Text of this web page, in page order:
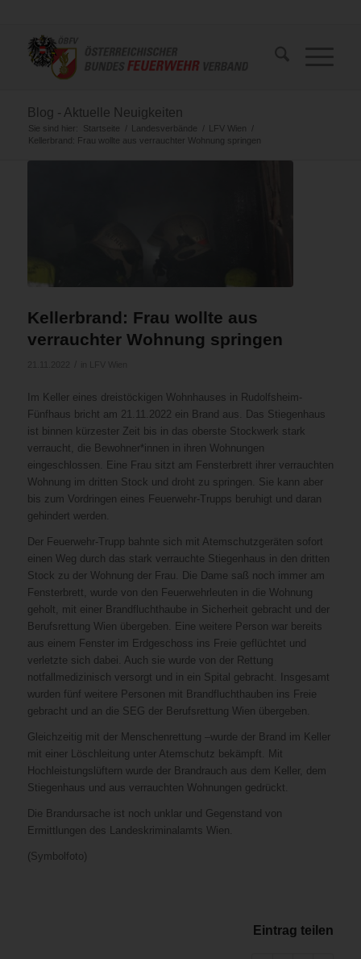
Blog - Aktuelle Neuigkeiten
Sie sind hier: Startseite / Landesverbände / LFV Wien
/
Kellerbrand: Frau wollte aus verrauchter Wohnung springen
Kellerbrand: Frau wollte aus
verrauchter Wohnung springen
Im Keller eines dreistöckigen Wohnhauses in Rudolfsheim-
Fünfhaus bricht am 21.11.2022 ein Brand aus. Das Stiegenhaus
ist binnen kürzester Zeit bis in das oberste Stockwerk stark
verraucht, die Bewohner*innen in ihren Wohnungen
eingeschlossen. Eine Frau sitzt am Fensterbrett ihrer verrauchten
Wohnung im dritten Stock und droht zu springen. Sie kann aber
bis zum Vordringen eines Feuerwehr-Trupps beruhigt und daran
gehindert werden.
Der Feuerwehr-Trupp bahnte sich mit Atemschutzgeräten sofort
einen Weg durch das stark verrauchte Stiegenhaus in den dritten
Stock zu der Wohnung der Frau. Die Dame saß noch immer am
Fensterbrett, wurde von den Feuerwehrleuten in die Wohnung
geholt, mit einer Brandfluchthaube in Sicherheit gebracht und der
Berufsrettung Wien übergeben. Eine weitere Person war bereits
aus einem Fenster im Erdgeschoss ins Freie geflüchtet und
verletzte sich dabei. Auch sie wurde von der Rettung
notfallmedizinisch versorgt und in ein Spital gebracht. Insgesamt
wurden fünf weitere Personen mit Brandfluchthauben ins Freie
gebracht und an die SEG der Berufsrettung Wien übergeben.
Gleichzeitig mit der Menschenrettung –wurde der Brand im Keller
mit einer Löschleitung unter Atemschutz bekämpft. Mit
Hochleistungslüftern wurde der Brandrauch aus dem Keller, dem
Stiegenhaus und aus verrauchten Wohnungen gedrückt.
Die Brandursache ist noch unklar und Gegenstand von
Ermittlungen des Landeskriminalamts Wien.
(Symbolfoto)
Eintrag teilen